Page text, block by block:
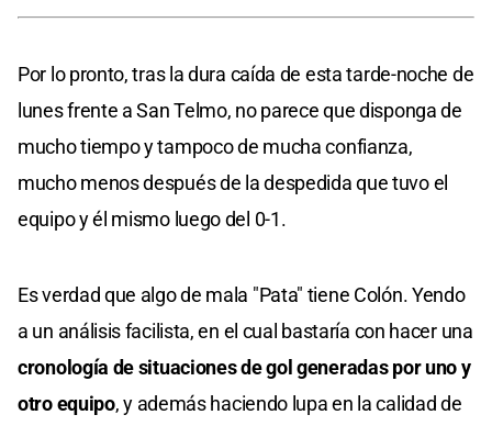
Por lo pronto, tras la dura caída de esta tarde-noche de
lunes frente a San Telmo, no parece que disponga de
mucho tiempo y tampoco de mucha confianza,
mucho menos después de la despedida que tuvo el
equipo y él mismo luego del 0-1.
Es verdad que algo de mala "Pata" tiene Colón. Yendo
a un análisis facilista, en el cual bastaría con hacer una
cronología de situaciones de gol generadas por uno y
otro equipo, y además haciendo lupa en la calidad de